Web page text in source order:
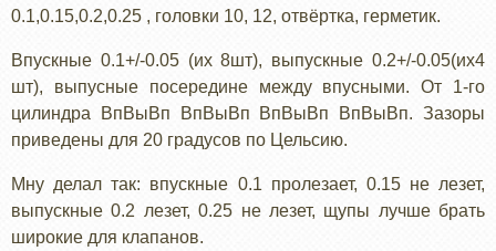
0.1,0.15,0.2,0.25 , головки 10, 12, отвёртка, герметик.
Впускные 0.1+/-0.05 (их 8шт), выпускные 0.2+/-0.05(их4
шт), выпусные посередине между впусными. От 1-го
цилиндра ВпВыВп ВпВыВп ВпВыВп ВпВыВп. Зазоры
приведены для 20 градусов по Цельсию.
Мну делал так: впускные 0.1 пролезает, 0.15 не лезет,
выпускные 0.2 лезет, 0.25 не лезет, щупы лучше брать
широкие для клапанов.